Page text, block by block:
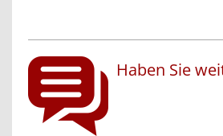
Haben Sie